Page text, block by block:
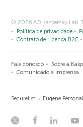
© 2026 AO Kaspersky Lab.
Política de privacidade
Contrato de Licença B2C
Fale conosco Sobre a
Comunicado à imprensa
Securelist Eugene